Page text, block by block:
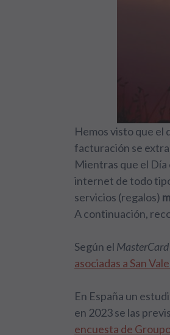
Hemos visto que el
facturación se
Mientras que el
internet de todo
servicios (regalos)
A continuación,
Según el
asociadas a San
En España un
en 2023 se las
encuesta de